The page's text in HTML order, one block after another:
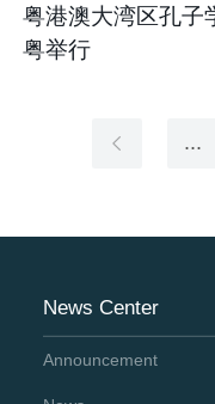
粤港澳大湾区孔子
粤举行
...
News Center
Announcement